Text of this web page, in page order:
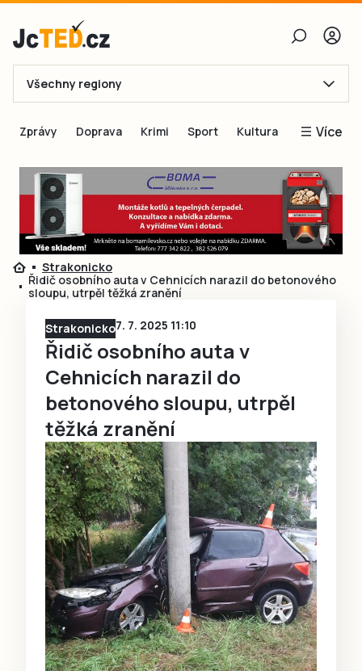
E-mail
Obnovit heslo
Přihlásit se
Přihlásit se přes Facebook
Ještě nemám účet, chci se
Všechny regiony
Zprávy Doprava Krimi Sport Kultura Více
Blogy
Inspirace
Čtenáři píší
Speciální přílohy
Strakonicko
Řidič osobního auta v Cehnicích narazil do betonového
sloupu, utrpěl těžká zranění
Strakonicko7. 7. 2025 11:10
Řidič osobního auta v
Cehnicích narazil do
betonového sloupu, utrpěl
těžká zranění